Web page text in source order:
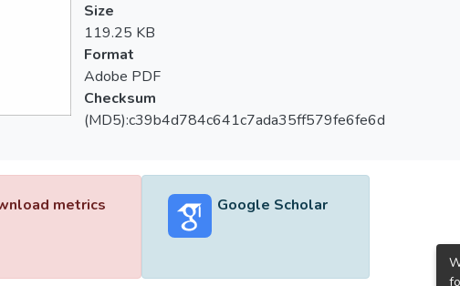
Size
119.25 KB
Format
Adobe PDF
Checksum
(MD5):c39b4d784c641c7ada35ff579fe6fe6d
metrics Google Scholar